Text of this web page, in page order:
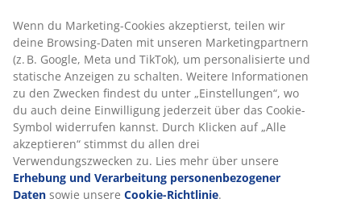
Wenn du Marketing-Cookies akzeptierst, teilen wir
deine Browsing-Daten mit unseren Marketingpartnern
(z. B. Google, Meta und TikTok), um personalisierte und
statische Anzeigen zu schalten. Weitere Informationen
zu den Zwecken findest du unter „Einstellungen“, wo
du auch deine Einwilligung jederzeit über das Cookie-
Symbol widerrufen kannst. Durch Klicken auf „Alle
akzeptieren“ stimmst du allen drei
Verwendungszwecken zu. Lies mehr über unsere
Erhebung und Verarbeitung personenbezogener
Daten sowie unsere Cookie-Richtlinie.